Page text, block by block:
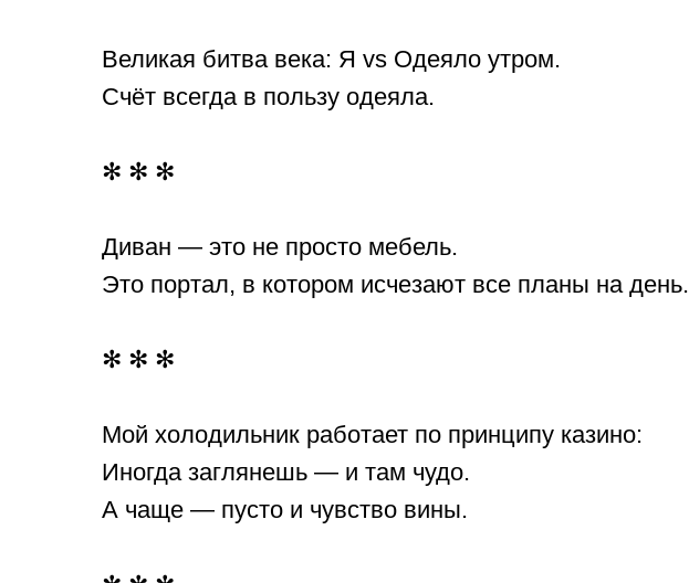
Великая битва века: Я vs Одеяло утром.
Счёт всегда в пользу одеяла.
✻ ✻ ✻
Диван — это не просто мебель.
Это портал, в котором исчезают все планы на день.
✻ ✻ ✻
Мой холодильник работает по принципу казино:
Иногда заглянешь — и там чудо.
А чаще — пусто и чувство вины.